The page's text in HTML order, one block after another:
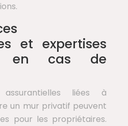
et expertises
en cas de
liées à
un mur privatif peuvent
pour les propriétaires.